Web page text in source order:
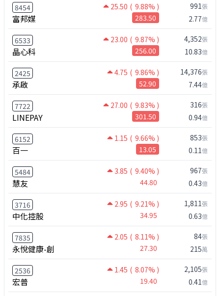
8454 25.50 ( 9.88% )
富邦媒 283.50
991張
2.77億
6533 23.00 ( 9.87% )
晶心科 256.00
4,352張
10.83億
2425 4.75 ( 9.86% )
承啟 52.90
14,376張
7.44億
7722 27.00 ( 9.83% )
LINEPAY 301.50
316張
0.94億
6152 1.15 ( 9.66% )
百一 13.05
853張
0.11億
5484 3.85 ( 9.40% )
慧友 44.80
967張
0.43億
3716 2.95 ( 9.21% )
中化控股 34.95
1,811張
0.63億
7835 2.05 ( 8.11% )
永悅健康-創 27.30
84張
215萬
2536 1.45 ( 8.07% )
宏普 19.40
2,105張
0.41億